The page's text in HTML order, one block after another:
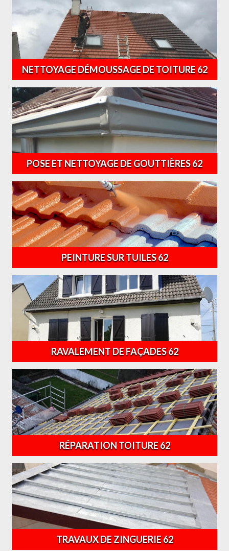
NETTOYAGE DÉMOUSSAGE DE TOITURE 62
POSE ET NETTOYAGE DE GOUTTIÈRES 62
PEINTURE SUR TUILES 62
RAVALEMENT DE FAÇADES 62
RÉPARATION TOITURE 62
TRAVAUX DE ZINGUERIE 62